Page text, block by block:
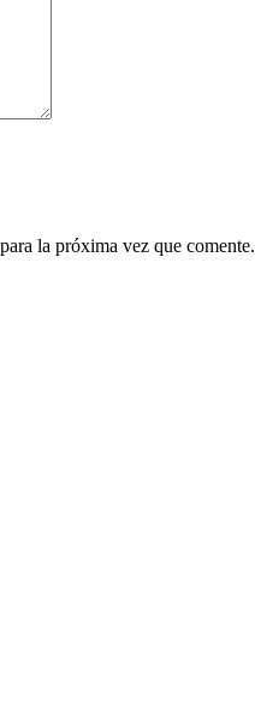
la próxima vez que comente.